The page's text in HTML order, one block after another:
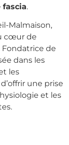
fascia.
Malmaison,
cœur de
de
dans les
les
une prise
et les